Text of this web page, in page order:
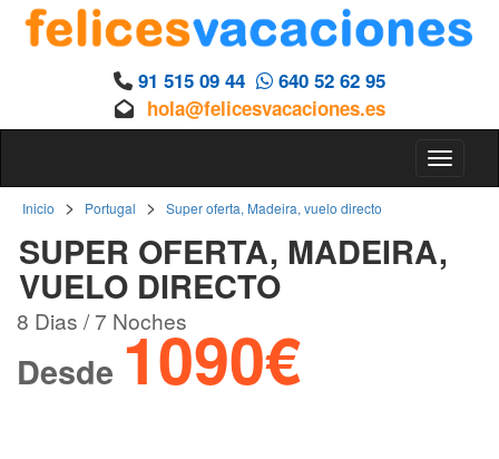
91 515 09 44
640 52 62 95
hola@felicesvacaciones.es
Inicio > Portugal > Super oferta, Madeira, vuelo directo
SUPER OFERTA, MADEIRA,
VUELO DIRECTO
8 Dias / 7 Noches
Desde 1090€